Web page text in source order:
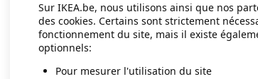
Sur IKEA.be, nous utilisons ainsi que nos
des cookies. Certains sont strictement
fonctionnement du site, mais il existe
optionnels:
Pour mesurer l'utilisation du site